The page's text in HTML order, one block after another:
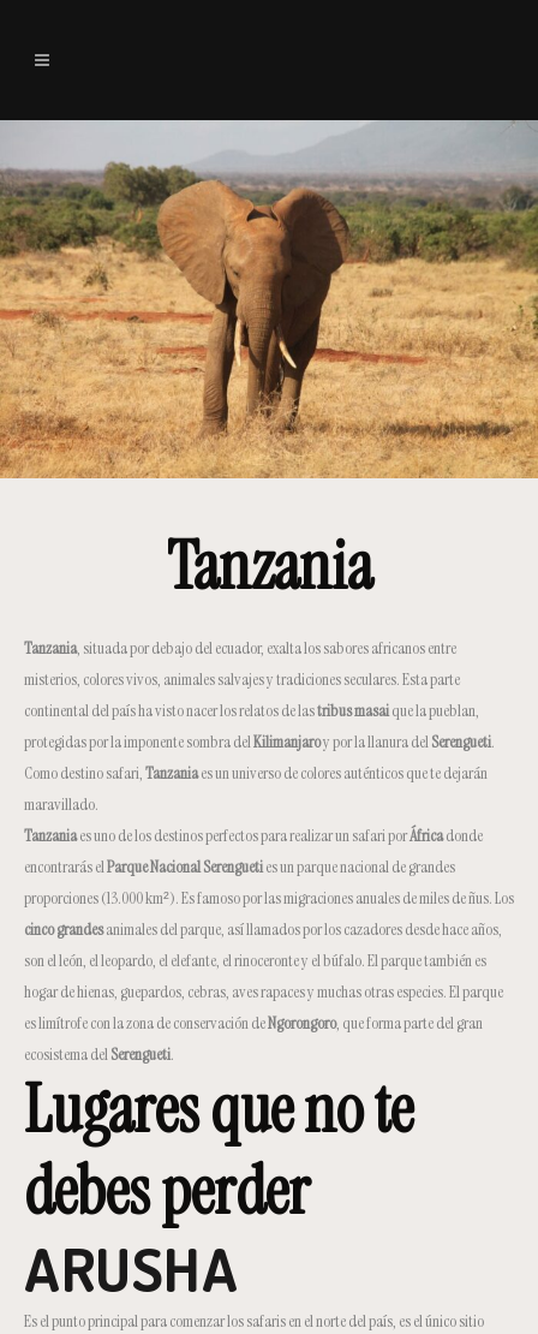
Tanzania
Tanzania, situada por debajo del ecuador, exalta los sabores africanos entre
misterios, colores vivos, animales salvajes y tradiciones seculares. Esta parte
continental del país ha visto nacer los relatos de lastribus masaique la pueblan,
protegidas por la imponente sombra delKilimanjaroy por la llanura delSerengueti.
Como destino safari,Tanzaniaes un universo de colores auténticos que te dejarán
maravillado.
Tanzaniaes uno de los destinos perfectos para realizar un safari porÁfricadonde
encontrarás elParque Nacional Serengueties un parque nacional de grandes
proporciones (13.000 km²). Es famoso por las migraciones anuales de miles de ñus. Los
cinco grandesanimales del parque, así llamados por los cazadores desde hace años,
son el león, el leopardo, el elefante, el rinoceronte y el búfalo. El parque también es
hogar de hienas, guepardos, cebras, aves rapaces y muchas otras especies. El parque
es limítrofe con la zona de conservación deNgorongoro, que forma parte del gran
ecosistema delSerengueti.
Lugares que no te
debes perder
ARUSHA
Es el punto principal para comenzar los safaris en el norte del país, es el único sitio